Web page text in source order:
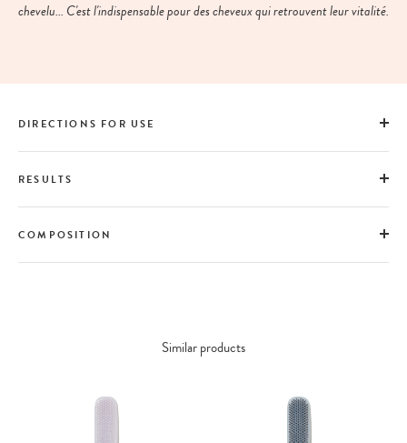
chevelu... C'est l'indispensable pour des cheveux qui retrouvent leur vitalité.
DIRECTIONS FOR USE
RESULTS
COMPOSITION
Similar products